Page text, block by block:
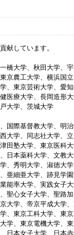
献しています。
橋大学、秋田大学、
京農工大学、横浜国
、東京芸術大学、愛
医療大学、長岡造形
大学、茨城大学
国際基督教大学、明
大学、同志社大学、
田塾大学、東京医科
日本薬科大学、文教
、秀明大学、淑徳大
亜細亜大学、跡見学
能率大学、実践女子
聖心女子大学、聖路
大学、帝京平成大学
、東京工科大学、東
学、東京電機大学、
日本女子大学、日本